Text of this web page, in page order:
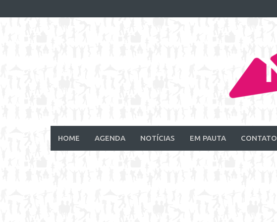
to
HOME AGENDA NOTÍCIAS EM PAUTA CONTATO